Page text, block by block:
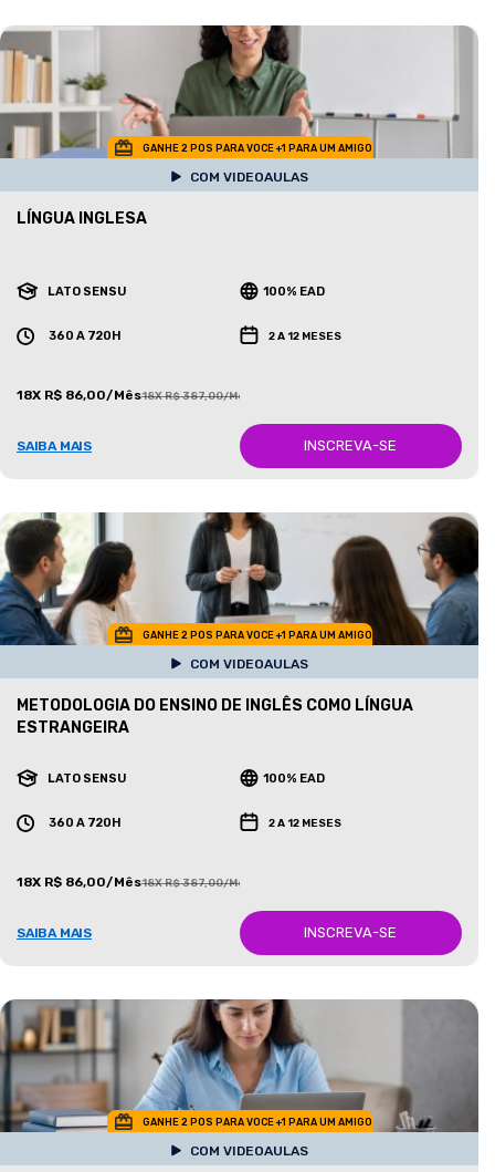
GANHE 2 POS PARA VOCE +1 PARA UM AMIGO
COM VIDEOAULAS
LÍNGUA INGLESA
LATO SENSU 100% EAD
360 A 720H 2 A 12 MESES
18X R$ 86,00/Mês18X R$ 387,00/Mês
SAIBA MAIS INSCREVA-SE
GANHE 2 POS PARA VOCE +1 PARA UM AMIGO
COM VIDEOAULAS
METODOLOGIA DO ENSINO DE INGLÊS COMO LÍNGUA
ESTRANGEIRA
LATO SENSU 100% EAD
360 A 720H 2 A 12 MESES
18X R$ 86,00/Mês18X R$ 387,00/Mês
SAIBA MAIS INSCREVA-SE
GANHE 2 POS PARA VOCE +1 PARA UM AMIGO
COM VIDEOAULAS